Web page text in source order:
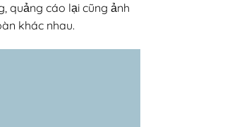
quảng cáo lại cũng ảnh
khác nhau.